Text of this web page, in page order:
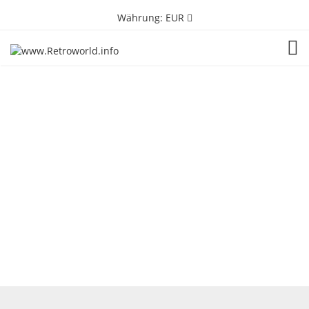
Währung: EUR